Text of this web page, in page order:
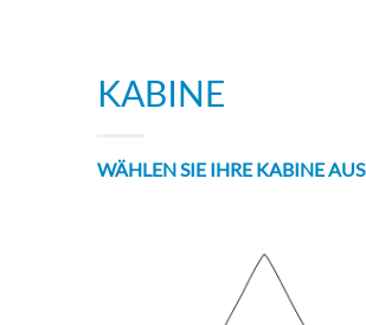
KABINE
WÄHLEN SIE IHRE KABINE AUS